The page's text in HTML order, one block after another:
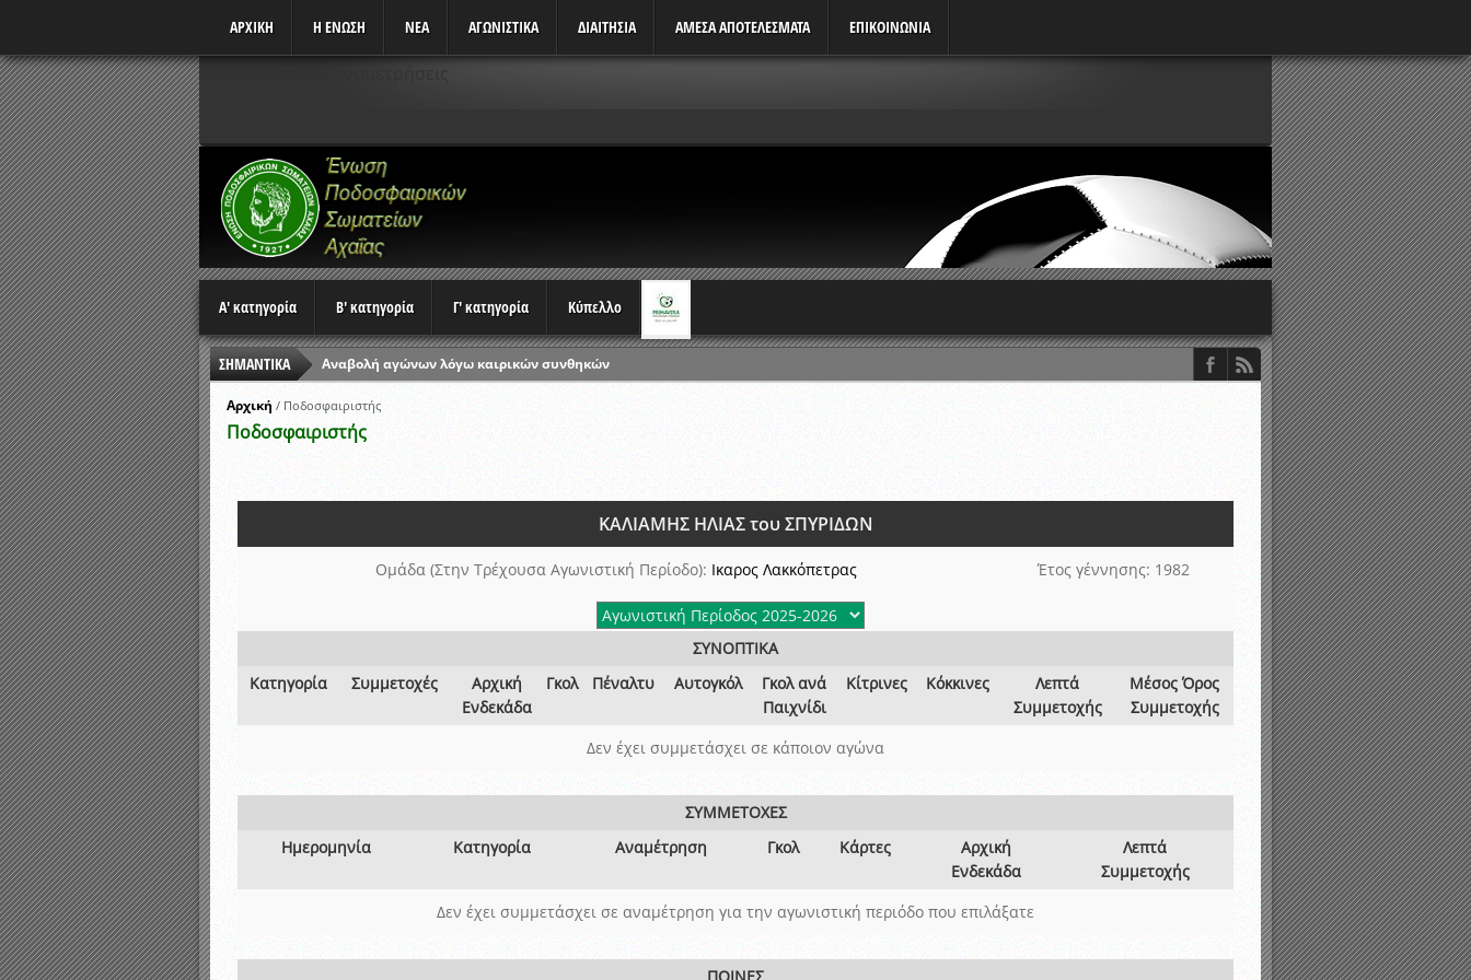
ΑΡΧΙΚΗ Η ΕΝΩΣΗ ΝΕΑ ΑΓΩΝΙΣΤΙΚΆ ΔΙΑΙΤΗΣΙΑ ΑΜΕΣΑ ΑΠΟΤΕΛΕΣΜΑΤΑ ΕΠΙΚΟΙΝΩΝΙΑ
Α' κατηγορία Β' κατηγορία Γ' κατηγορία Κύπελλο
ΣΗΜΑΝΤΙΚΑ
Αναβολή αγώνων λόγω καιρικών συνθηκών
Ώρες έναρξης αγώνων Πρωταθλημάτων
Αποτελέσματα επαναληπτικών γραπτών εξετάσεων και αγωνιστικών δοκιμασιών διαιτητών και παρατηρητών ΕΠΣΑ
Κληρώσεις Πρωταθλημάτων και Κυπέλλου 2015-2016
Αρχική / Ποδοσφαιριστής
Ποδοσφαιριστής
ΚΑΛΙΑΜΗΣ ΗΛΙΑΣ του ΣΠΥΡΙΔΩΝ
Ομάδα (Στην Τρέχουσα Αγωνιστική Περίοδο): Ικαρος Λακκόπετρας Έτος γέννησης: 1982
ΣΥΝΟΠΤΙΚΑ
Κατηγορία
Συμμετοχές
Αρχική
Ενδεκάδα
Γκολ Πέναλτυ Αυτογκόλ
Γκολ ανά
Παιχνίδι
Κίτρινες Κόκκινες
Λεπτά
Συμμετοχής
Μέσος Όρος
Συμμετοχής
Δεν έχει συμμετάσχει σε κάποιον αγώνα
ΣΥΜΜΕΤΟΧΕΣ
Ημερομηνία
Κατηγορία Αναμέτρηση Γκολ Κάρτες
Αρχική
Ενδεκάδα
Λεπτά
Συμμετοχής
Δεν έχει συμμετάσχει σε αναμέτρηση για την αγωνιστική περιόδο που επιλάξατε